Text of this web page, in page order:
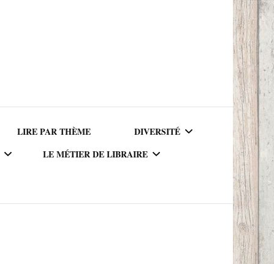
LIRE PAR THÈME DIVERSITÉ
AUTEURICES RACISÉ(E)S
PERSONNAGES RACISÉS
LE MÉTIER DE LIBRAIRE